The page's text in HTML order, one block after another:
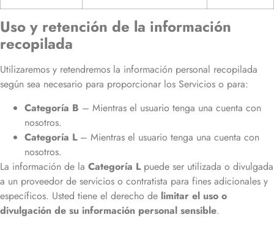
Uso y retención de la información
recopilada
Utilizaremos y retendremos la información personal recopilada
según sea necesario para proporcionar los Servicios o para:
Categoría B – Mientras el usuario tenga una cuenta con
nosotros.
Categoría L– Mientras el usuario tenga una cuenta con
nosotros.
La información de la Categoría Lpuede ser utilizada o divulgada
a un proveedor de servicios o contratista para fines adicionales y
específicos. Usted tiene el derecho de limitar el uso o
divulgación de su información personal sensible.